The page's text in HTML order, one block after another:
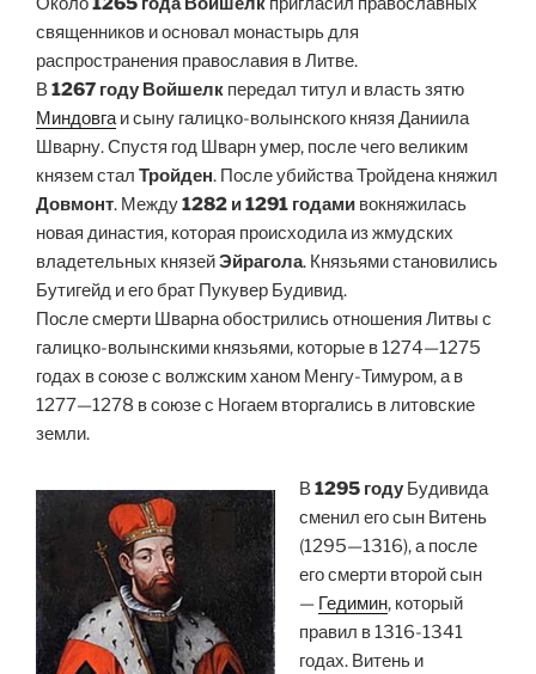
священников и основал монастырь для
распространения православия в Литве.
В1267 году Войшелк передал титул и власть зятю
Миндовга и сыну галицко-волынского князя Даниила
Шварну. Спустя год Шварн умер, после чего великим
князем стал Тройден. После убийства Тройдена княжил
Довмонт. Между1282 и 1291 годами вокняжилась
новая династия, которая происходила из жмудских
владетельных князейЭйрагола. Князьями становились
Бутигейд и его брат Пукувер Будивид.
После смерти Шварна обострились отношения Литвы с
галицко-волынскими князьями, которые в 1274—1275
годах в союзе с волжским ханом Менгу-Тимуром, а в
1277—1278 в союзе с Ногаем вторгались в литовские
земли.
В1295 годуБудивида
сменил его сын Витень
(1295—1316), а после
его смерти второй сын
— Гедимин, который
правил в 1316-1341
годах. Витень и